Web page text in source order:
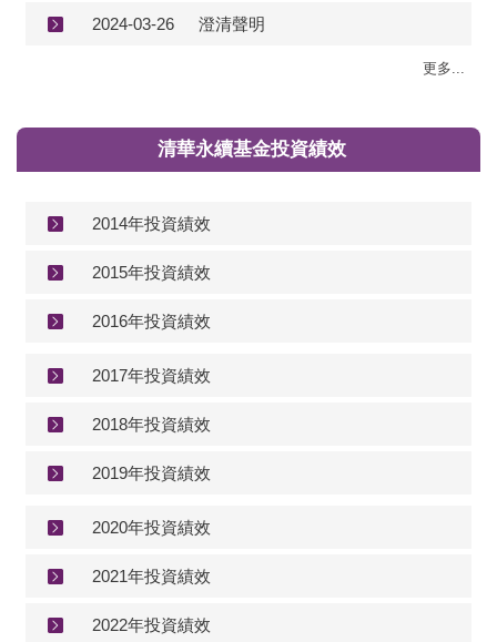
2024-03-26 澄清聲明
更多...
清華永續基金投資績效
2014年投資績效
2015年投資績效
2016年投資績效
2017年投資績效
2018年投資績效
2019年投資績效
2020年投資績效
2021年投資績效
2022年投資績效